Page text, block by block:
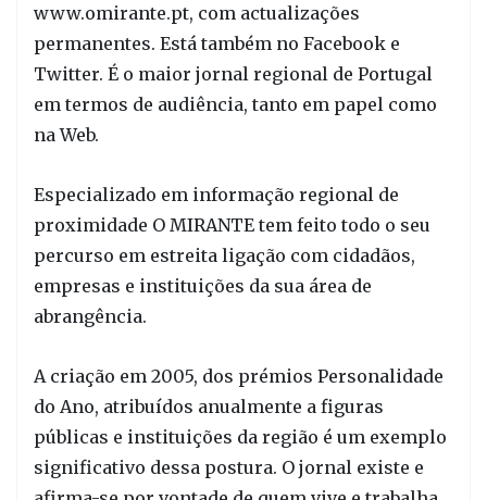
www.omirante.pt, com actualizações
permanentes. Está também no Facebook e
Twitter. É o maior jornal regional de Portugal
em termos de audiência, tanto em papel como
na Web.
Especializado em informação regional de
proximidade O MIRANTE tem feito todo o seu
percurso em estreita ligação com cidadãos,
empresas e instituições da sua área de
abrangência.
A criação em 2005, dos prémios Personalidade
do Ano, atribuídos anualmente a figuras
públicas e instituições da região é um exemplo
significativo dessa postura. O jornal existe e